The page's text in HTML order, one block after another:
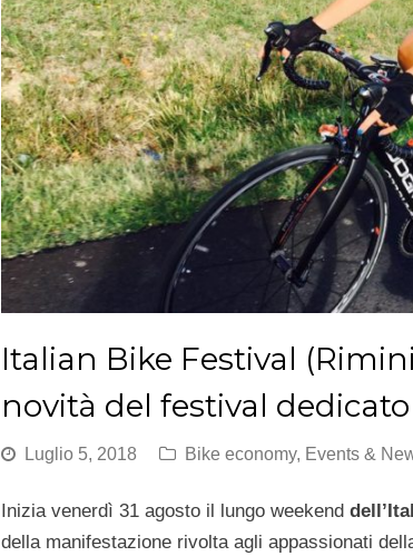
Italian Bike Festival
novità del festival
Luglio 5, 2018 Bike economy, Events &
Inizia venerdì 31 agosto il lungo weekend
della manifestazione rivolta agli appassionati